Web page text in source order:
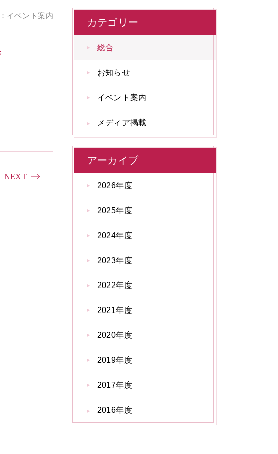
イベント案内
NEXT
カテゴリー
総合
お知らせ
イベント案内
メディア掲載
アーカイブ
2026年度
2025年度
2024年度
2023年度
2022年度
2021年度
2020年度
2019年度
2017年度
2016年度